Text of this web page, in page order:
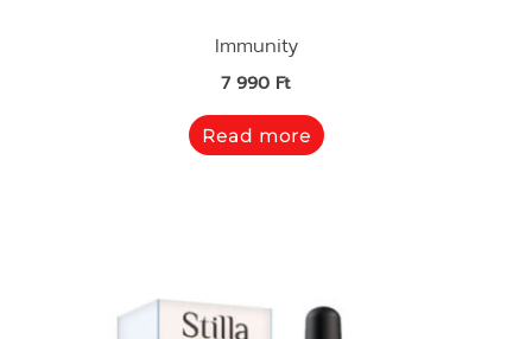
Immunity
7 990 Ft
Read more